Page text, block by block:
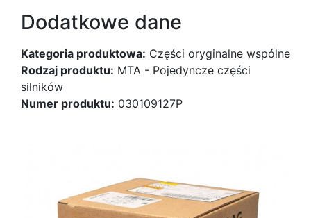
Dodatkowe dane
Kategoria produktowa: Części oryginalne wspólne
Rodzaj produktu: MTA - Pojedyncze części
silników
Numer produktu: 030109127P